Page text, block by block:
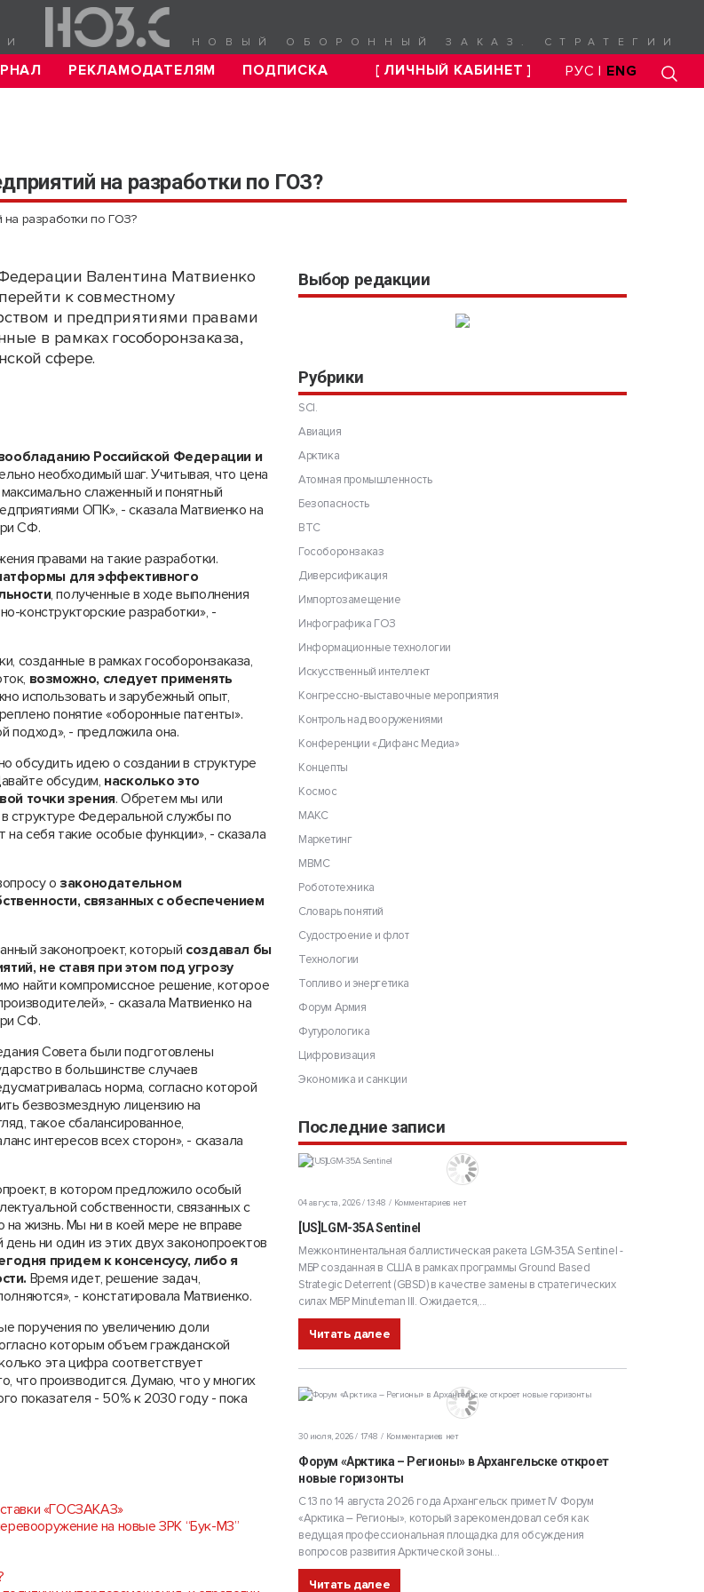
НОВЫЙ ОБОРОННЫЙ ЗАКАЗ. СТРАТЕГИИ
РЕКЛАМОДАТЕЛЯМ ПОДПИСКА [ ЛИЧНЫЙ КАБИНЕТ ] РУС | ENG
на разработки по ГОЗ?
на разработки по ГОЗ?
Валентина Матвиенко
к совместному
и предприятиями правами
в рамках гособоронзаказа,
сфере.
Российской Федерации и
необходимый шаг. Учитывая, что цена
слаженный и понятный
ОПК», - сказала Матвиенко на
СФ.
правами на такие разработки.
для эффективного
, полученные в ходе выполнения
конструкторские разработки», -
созданные в рамках гособоронзаказа,
возможно, следует применять
использовать и зарубежный опыт,
понятие «оборонные патенты».
подход», - предложила она.
обсудить идею о создании в структуре
обсудим, насколько это
точки зрения. Обретем мы или
структуре Федеральной службы по
себя такие особые функции», - сказала
озаконодательном
связанных с обеспечением
законопроект, который создавал бы
не ставя при этом под угрозу
найти компромиссное решение, которое
- сказала Матвиенко на
СФ.
Совета были подготовлены
в большинстве случаев
норма, согласно которой
безвозмездную лицензию на
такое сбалансированное,
интересов всех сторон», - сказала
в котором предложило особый
собственности, связанных с
жизнь. Мы ни в коей мере не вправе
ни один из этих двух законопроектов
придем к консенсусу, либо я
Время идет, решение задач,
- констатировала Матвиенко.
поручения по увеличению доли
которым объем гражданской
эта цифра соответствует
что производится. Думаю, что у многих
показателя - 50% к 2030 году - пока
«ГОСЗАКАЗ»
на новые ЗРК “Бук-М3”
Выбор редакции
Рубрики
SCI.
Авиация
Арктика
Атомная промышленность
Безопасность
ВТС
Гособоронзаказ
Диверсификация
Импортозамещение
Инфографика ГОЗ
Информационные технологии
Искусственный интеллект
Конгрессно-выставочные мероприятия
Контроль над вооружениями
Конференции «Дифанс Медиа»
Концепты
Космос
МАКС
Маркетинг
МВМС
Робототехника
Словарь понятий
Судостроение и флот
Технологии
Топливо и энергетика
Форум Армия
Футурологика
Цифровизация
Экономика и санкции
Последние записи
04 августа, 2026 / 13:48 Комментариев нет
[US]LGM-35A Sentinel
Межконтинентальная баллистическая ракета LGM-35A Sentinel -
МБР созданная в США в рамках программы Ground Based
Strategic Deterrent (GBSD) в качестве замены в стратегических
силах МБР Minuteman III. Ожидается,...
Читать далее
30 июля, 2026 / 17:48 Комментариев нет
Форум «Арктика – Регионы» в Архангельске откроет
новые горизонты
С 13 по 14 августа 2026 года Архангельск примет IV Форум
«Арктика – Регионы», который зарекомендовал себя как
ведущая профессиональная площадка для обсуждения
вопросов развития Арктической зоны...
Читать далее